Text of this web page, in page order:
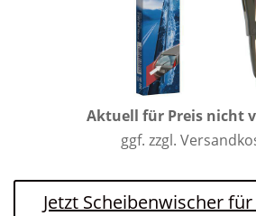
Aktuell für Preis nicht
ggf. zzgl.
Jetzt Scheibenwischer